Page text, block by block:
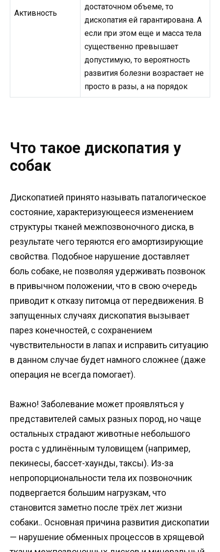
Активность
достаточном объеме, то
дископатия ей гарантирована. А
если при этом еще и масса тела
существенно превышает
допустимую, то вероятность
развития болезни возрастает не
просто в разы, а на порядок
Что такое дископатия у
собак
Дископатией принято называть паталогическое
состояние, характеризующееся изменением
структуры тканей межпозвоночного диска, в
результате чего теряются его амортизирующие
свойства. Подобное нарушение доставляет
боль собаке, не позволяя удерживать позвонок
в привычном положении, что в свою очередь
приводит к отказу питомца от передвижения. В
запущенных случаях дископатия вызывает
парез конечностей, с сохранением
чувствительности в лапах и исправить ситуацию
в данном случае будет намного сложнее (даже
операция не всегда помогает).
Важно! Заболевание может проявляться у
представителей самых разных пород, но чаще
остальных страдают животные небольшого
роста с удлинённым туловищем (например,
пекинесы, бассет-хаунды, таксы). Из-за
непропорциональности тела их позвоночник
подвергается большим нагрузкам, что
становится заметно после трёх лет жизни
собаки.. Основная причина развития дископатии
— нарушение обменных процессов в хрящевой